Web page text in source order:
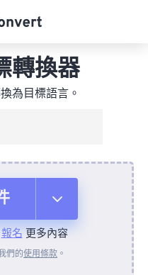
轉換器
為目標語言。
報名更多內容
們的使用條款 。